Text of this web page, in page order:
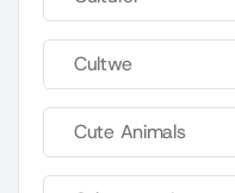
Cultwe
Cute Animals